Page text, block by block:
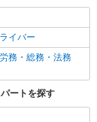
イバー
務・総務・法務
ートを探す